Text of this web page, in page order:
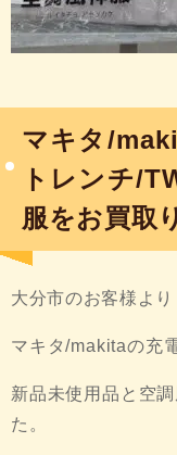
マキタ/
トレンチ/
服をお買取
大分市のお客様より
マキタ/makitaの充
新品未使用品と空
た。